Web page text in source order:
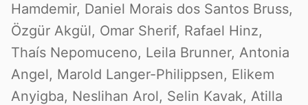
Hamdemir, Daniel Morais dos Santos Bruss,
Özgür Akgül, Omar Sherif, Rafael Hinz,
Thaís Nepomuceno, Leila Brunner, Antonia
Angel, Marold Langer-Philippsen, Elikem
Anyigba, Neslihan Arol, Selin Kavak, Atilla